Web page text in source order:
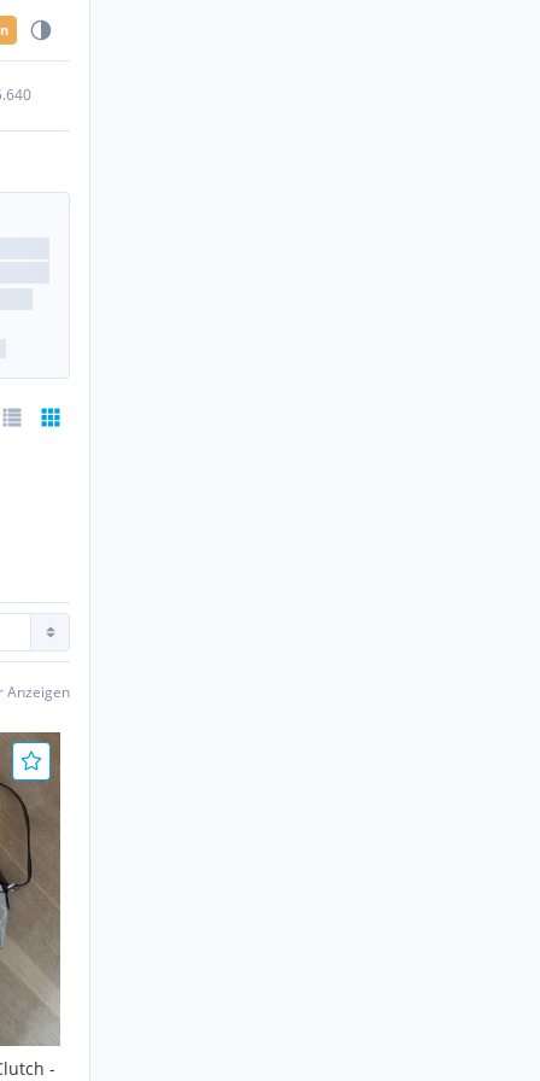
Anzeigen
-